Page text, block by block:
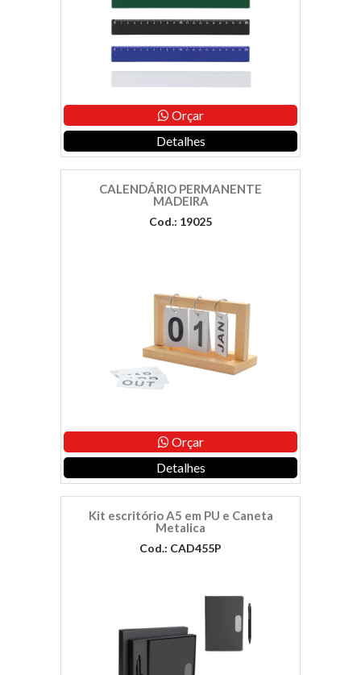
Orçar
Detalhes
CALENDÁRIO PERMANENTE
MADEIRA
Cod.: 19025
Orçar
Detalhes
Kit escritório A5 em PU e Caneta
Metalica
Cod.: CAD455P